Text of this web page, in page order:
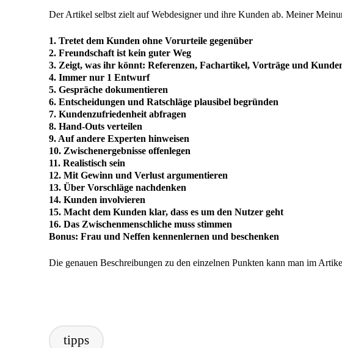
Der Artikel selbst zielt auf Webdesigner und ihre Kunden ab. Meiner
1. Tretet dem Kunden ohne Vorurteile gegenüber
2. Freundschaft ist kein guter Weg
3. Zeigt, was ihr könnt: Referenzen, Fachartikel, Vorträge und
4. Immer nur 1 Entwurf
5. Gespräche dokumentieren
6. Entscheidungen und Ratschläge plausibel begründen
7. Kundenzufriedenheit abfragen
8. Hand-Outs verteilen
9. Auf andere Experten hinweisen
10. Zwischenergebnisse offenlegen
11. Realistisch sein
12. Mit Gewinn und Verlust argumentieren
13. Über Vorschläge nachdenken
14. Kunden involvieren
15. Macht dem Kunden klar, dass es um den Nutzer geht
16. Das Zwischenmenschliche muss stimmen
Bonus: Frau und Neffen kennenlernen und beschenken
Die genauen Beschreibungen zu den einzelnen Punkten kann man im
Tags:tipps